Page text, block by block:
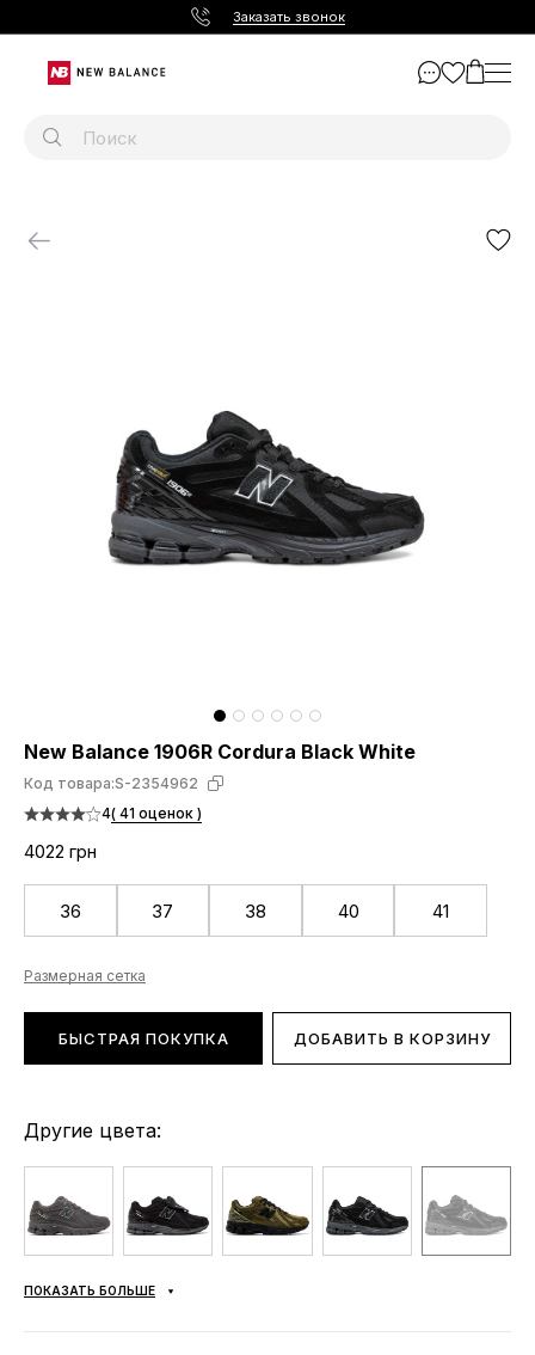
Заказать звонок
New Balance 1906R Cordura Black White
Код товара:S-2354962
4( 41 оценок )
4022 грн
36 37 38 40 41
Размерная сетка
БЫСТРАЯ ПОКУПКА ДОБАВИТЬ В КОРЗИНУ
Другие цвета:
ПОКАЗАТЬ БОЛЬШЕ